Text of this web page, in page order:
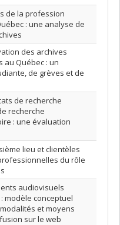
de la profession
: une analyse de
des archives
au Québec : un
de grèves et de
de recherche
recherche
: une évaluation
lieu et clientèles
du rôle
audiovisuels
modèle conceptuel
et moyens
sur le web